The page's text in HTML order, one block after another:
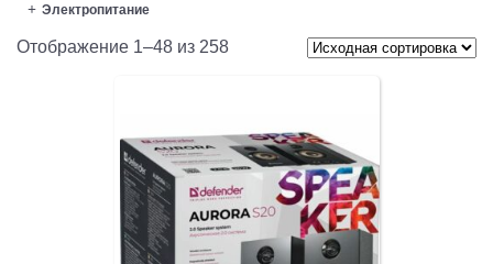
Электропитание
Отображение 1–48 из 258